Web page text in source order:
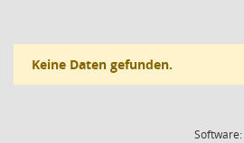
Keine Daten gefunden.
Software: